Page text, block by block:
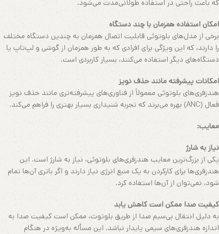
که باعث راحتی در استفاده طولانی‌مدت می‌شود.
امکان استفاده همزمان با چند دستگاه
برخی از مدل‌های بلوتوثی قابلیت اتصال همزمان به چندین دستگاه مختلف
را دارند، که این ویژگی برای افرادی که به طور همزمان از گوشی و لپ‌تاپ یا
دستگاه‌های دیگر استفاده می‌کنند، بسیار کاربردی است.
امکانات پیشرفته مانند حذف نویز
هندزفری‌های بلوتوثی معمولاً از فناوری‌های پیشرفته‌تری مانند حذف نویز
فعال (ANC) بهره می‌برند که تجربه شنیداری بسیار بهتری را فراهم می‌کند.
معایب:
نیاز به شارژ
یکی از بزرگ‌ترین معایب هندزفری‌های بلوتوثی، نیاز به شارژ است. این
هندزفری‌ها برای کارکردن به یک منبع انرژی نیاز دارند و اگر باتری آن‌ها تمام
شود، نمی‌توان از آن‌ها استفاده کرد.
کیفیت صدا ممکن است کاهش یابد
به دلیل انتقال بی‌سیم صدا از طریق بلوتوث، ممکن است کیفیت صدا به
اندازه هندزفری‌های سیمی پایدار نباشد. این مسأله به‌ویژه در هنگام